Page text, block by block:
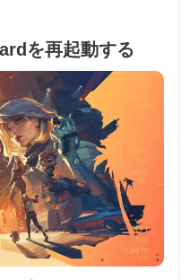
を再起動する